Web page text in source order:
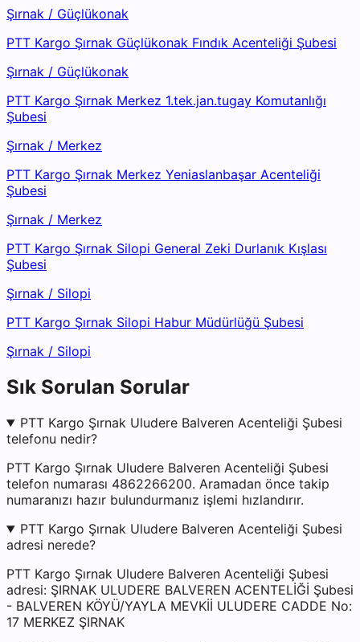
Şırnak / Güçlükonak
PTT Kargo Şırnak Güçlükonak Fındık Acenteliği Şubesi
Şırnak / Güçlükonak
PTT Kargo Şırnak Merkez 1.tek.jan.tugay Komutanlığı
Şubesi
Şırnak / Merkez
PTT Kargo Şırnak Merkez Yeniaslanbaşar Acenteliği
Şubesi
Şırnak / Merkez
PTT Kargo Şırnak Silopi General Zeki Durlanık Kışlası
Şubesi
Şırnak / Silopi
PTT Kargo Şırnak Silopi Habur Müdürlüğü Şubesi
Şırnak / Silopi
Sık Sorulan Sorular
PTT Kargo Şırnak Uludere Balveren Acenteliği Şubesi
telefonu nedir?
PTT Kargo Şırnak Uludere Balveren Acenteliği Şubesi
telefon numarası 4862266200. Aramadan önce takip
numaranızı hazır bulundurmanız işlemi hızlandırır.
PTT Kargo Şırnak Uludere Balveren Acenteliği Şubesi
adresi nerede?
PTT Kargo Şırnak Uludere Balveren Acenteliği Şubesi
adresi: ŞIRNAK ULUDERE BALVEREN ACENTELİĞİ Şubesi
- BALVEREN KÖYÜ/YAYLA MEVKİİ ULUDERE CADDE No:
17 MERKEZ ŞIRNAK